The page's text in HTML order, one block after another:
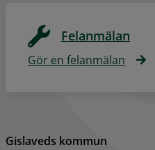
Felanmälan
Gör en felanmälan
Gislaveds kommun